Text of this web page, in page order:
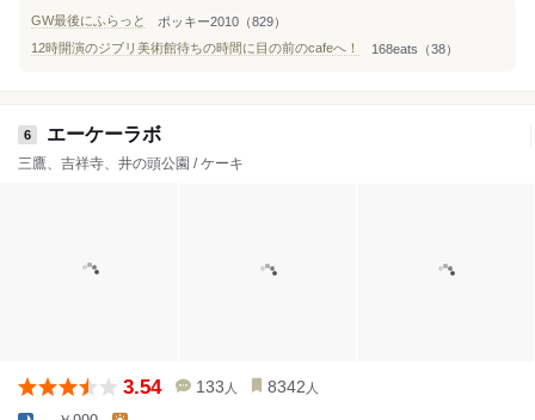
GW最後にふらっと
ポッキー2010（829）
12時開演のジブリ美術館待ちの時間に目の前のcafeへ！
168eats（38）
6 エーケーラボ
三鷹、吉祥寺、井の頭公園 / ケーキ
3.54 133 人 8342 人